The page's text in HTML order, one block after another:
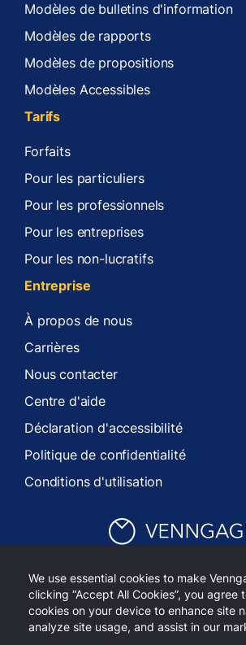
We use essential cookies to make
clicking “Accept All Cookies”, you agree
cookies on your device to enhance site
analyze site usage, and assist in our
Modèles de bulletins d'information
Modèles de rapports
Modèles de propositions
Modèles Accessibles
Tarifs
Forfaits
Pour les particuliers
Pour les professionnels
Pour les entreprises
Pour les non-lucratifs
Entreprise
À propos de nous
Carrières
Nous contacter
Centre d'aide
Déclaration d'accessibilité
Politique de confidentialité
Conditions d'utilisation
LinkedIn